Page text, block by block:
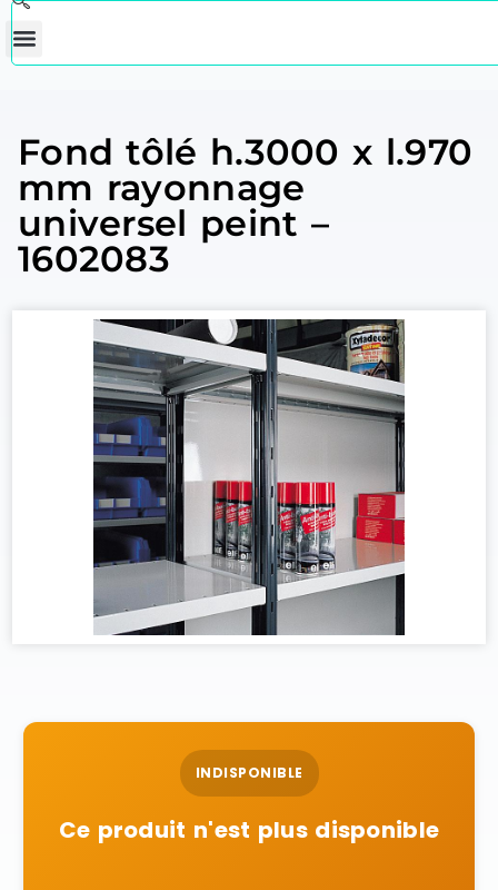
Fond tôlé h.3000 x l.970
mm rayonnage
universel peint –
1602083
INDISPONIBLE
Ce produit n'est plus disponible